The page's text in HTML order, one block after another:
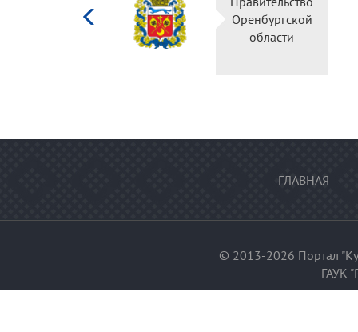
Оренбургской
области
ГЛАВНАЯ
© 2013-2026 Портал
ГАУК